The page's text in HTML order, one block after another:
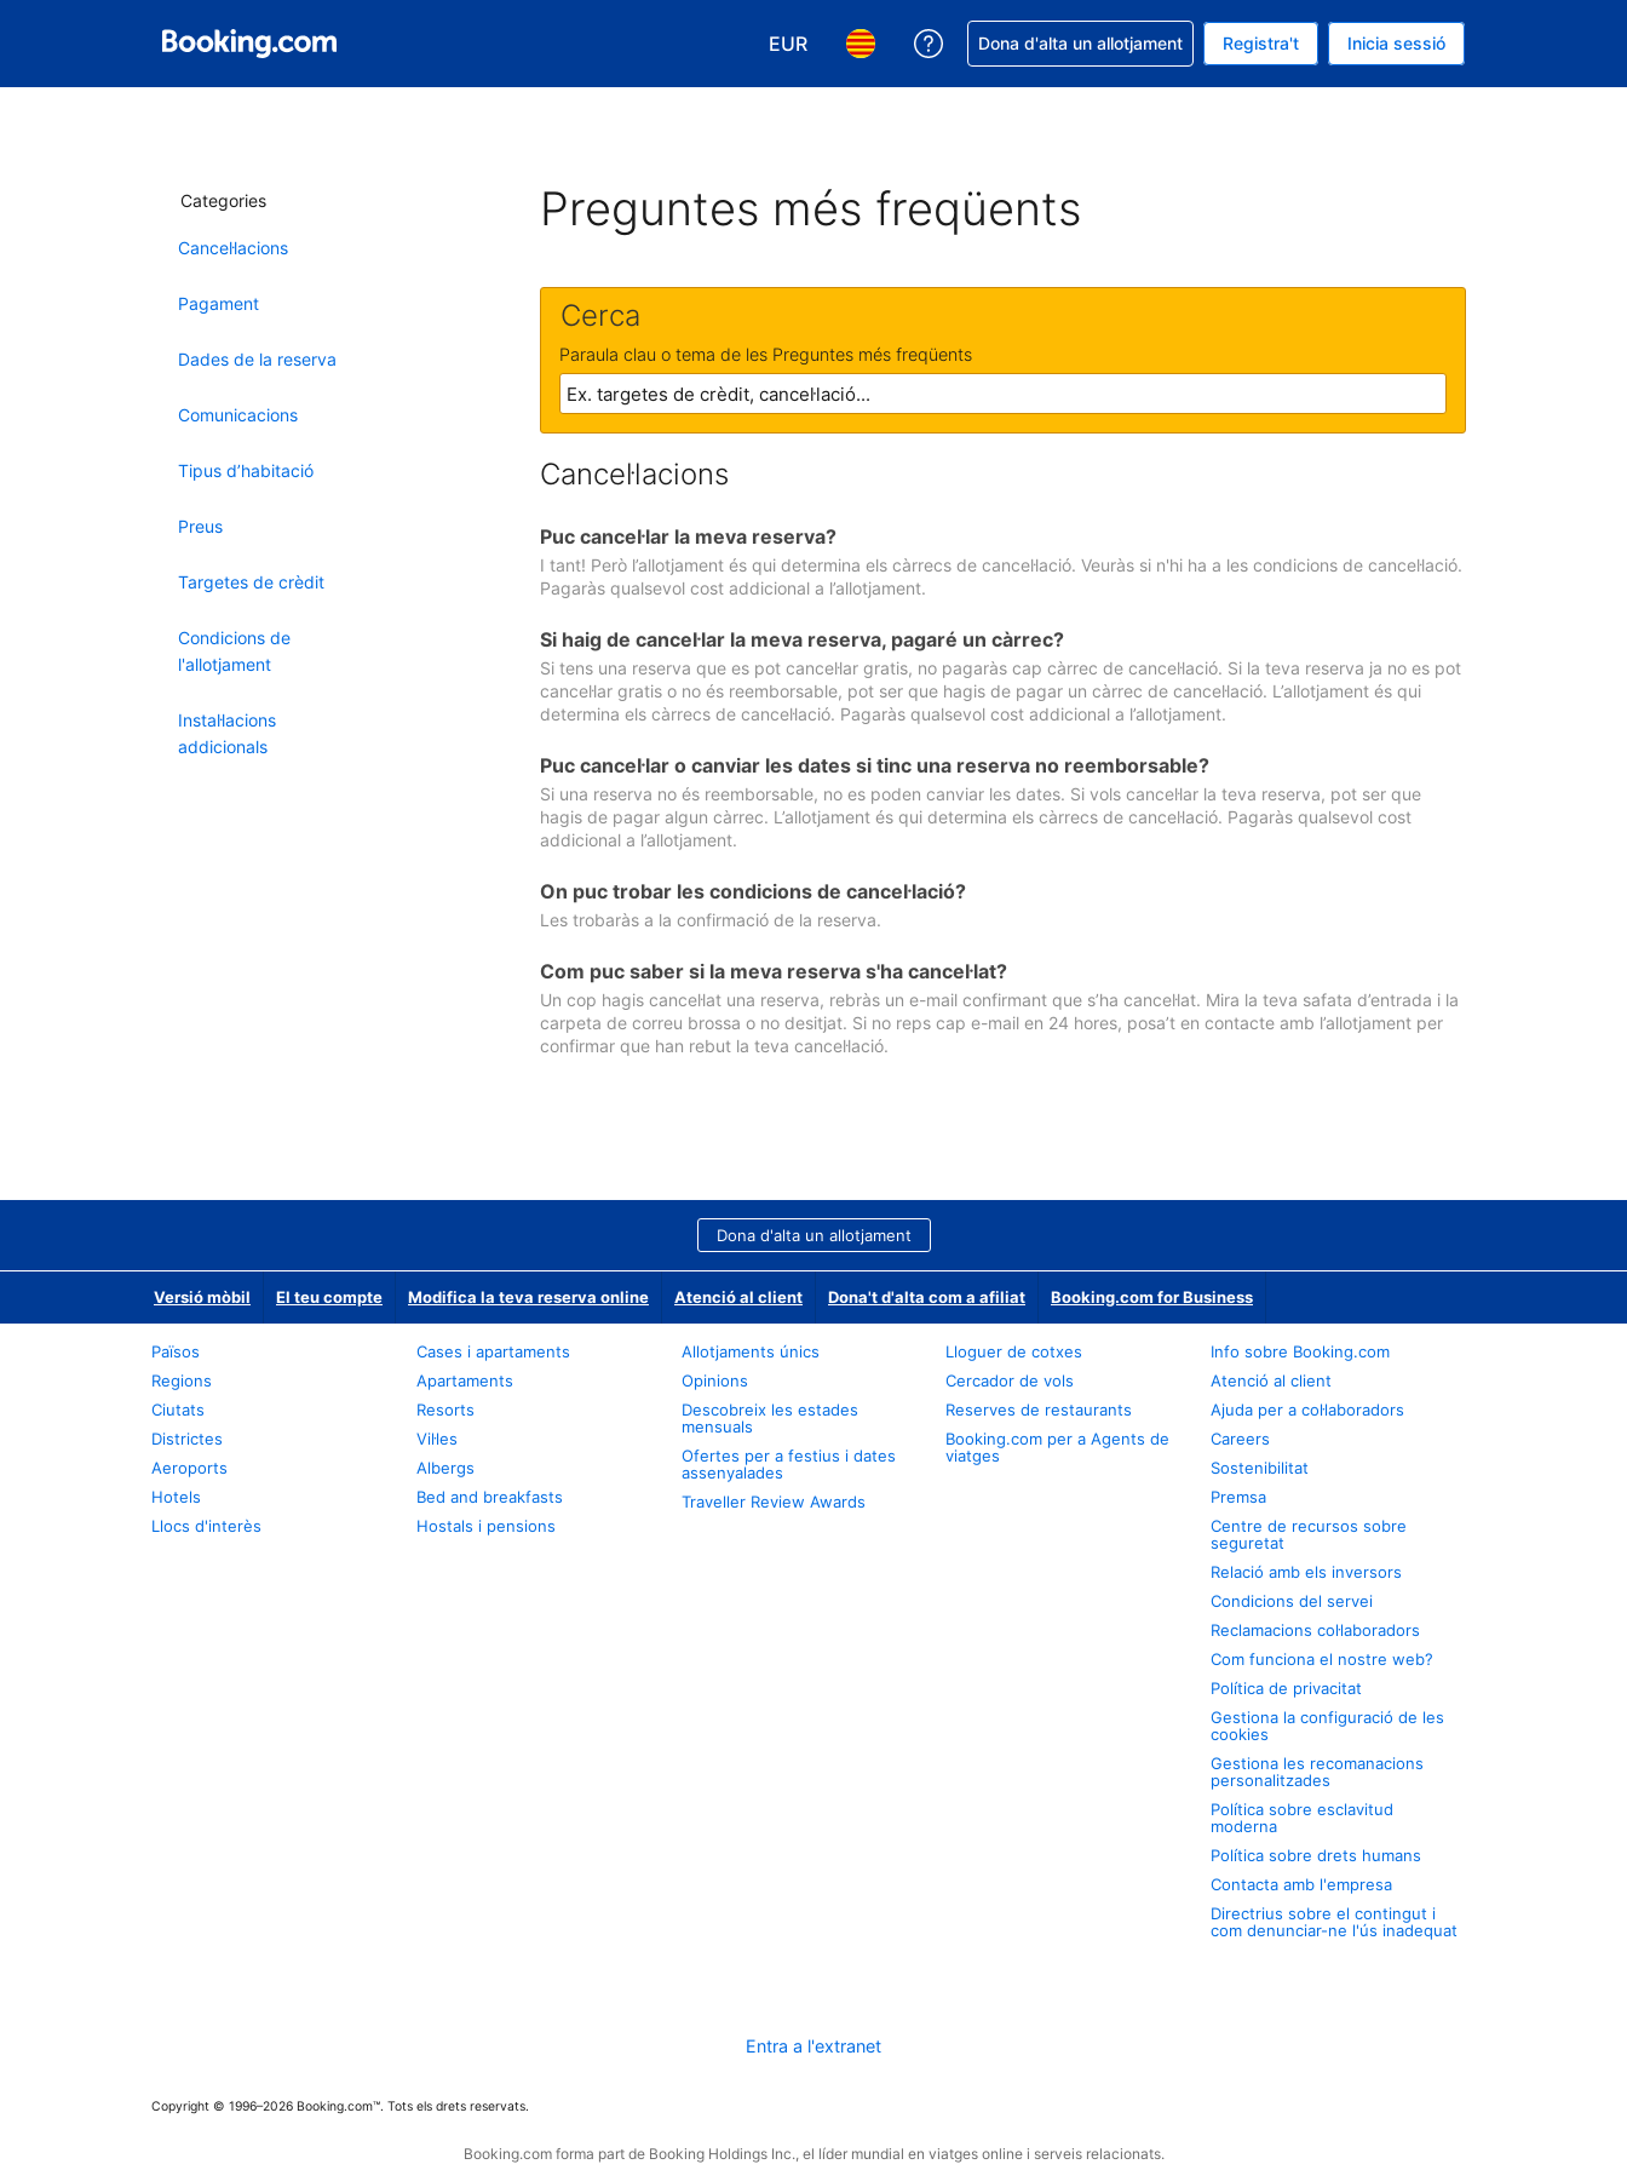
EUR
Tria la moneda. La moneda actual és EUR
Tria l'idioma. L'idioma actual és Català
Rep ajuda amb la reserva
Dona d'alta un allotjament Registra't Inicia sessió
Categories
Cancel·lacions
Pagament
Dades de la reserva
Comunicacions
Tipus d’habitació
Preus
Targetes de crèdit
Condicions de
l'allotjament
Instal·lacions
addicionals
Preguntes més freqüents
Cerca
Paraula clau o tema de les Preguntes més freqüents
Cancel·lacions
Puc cancel·lar la meva reserva?
I tant! Però l’allotjament és qui determina els càrrecs de cancel·lació. Veuràs si n'hi ha a les condicions de cancel·lació.
Pagaràs qualsevol cost addicional a l’allotjament.
Si haig de cancel·lar la meva reserva, pagaré un càrrec?
Si tens una reserva que es pot cancel·lar gratis, no pagaràs cap càrrec de cancel·lació. Si la teva reserva ja no es pot
cancel·lar gratis o no és reemborsable, pot ser que hagis de pagar un càrrec de cancel·lació. L’allotjament és qui
determina els càrrecs de cancel·lació. Pagaràs qualsevol cost addicional a l’allotjament.
Puc cancel·lar o canviar les dates si tinc una reserva no reemborsable?
Si una reserva no és reemborsable, no es poden canviar les dates. Si vols cancel·lar la teva reserva, pot ser que
hagis de pagar algun càrrec. L’allotjament és qui determina els càrrecs de cancel·lació. Pagaràs qualsevol cost
addicional a l’allotjament.
On puc trobar les condicions de cancel·lació?
Les trobaràs a la confirmació de la reserva.
Com puc saber si la meva reserva s'ha cancel·lat?
Un cop hagis cancel·lat una reserva, rebràs un e-mail confirmant que s’ha cancel·lat. Mira la teva safata d’entrada i la
carpeta de correu brossa o no desitjat. Si no reps cap e-mail en 24 hores, posa’t en contacte amb l’allotjament per
confirmar que han rebut la teva cancel·lació.
Dona d'alta un allotjament
Versió mòbil El teu compte Modifica la teva reserva online Atenció al client Dona't d'alta com a afiliat Booking.com for Business
Països
Regions
Ciutats
Districtes
Aeroports
Hotels
Llocs d'interès
Cases i apartaments
Apartaments
Resorts
Vil·les
Albergs
Bed and breakfasts
Hostals i pensions
Allotjaments únics
Opinions
Descobreix les estades
mensuals
Ofertes per a festius i dates
assenyalades
Traveller Review Awards
Lloguer de cotxes
Cercador de vols
Reserves de restaurants
Booking.com per a Agents de
viatges
Info sobre Booking.com
Atenció al client
Ajuda per a col·laboradors
Careers
Sostenibilitat
Premsa
Centre de recursos sobre
seguretat
Relació amb els inversors
Condicions del servei
Reclamacions col·laboradors
Com funciona el nostre web?
Política de privacitat
Gestiona la configuració de les
cookies
Gestiona les recomanacions
personalitzades
Política sobre esclavitud
moderna
Política sobre drets humans
Contacta amb l'empresa
Directrius sobre el contingut i
com denunciar-ne l'ús inadequat
Entra a l'extranet
Copyright © 1996–2026 Booking.com™. Tots els drets reservats.
Booking.com forma part de Booking Holdings Inc., el líder mundial en viatges online i serveis relacionats.